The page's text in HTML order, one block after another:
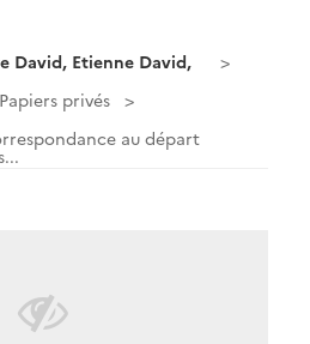
David, Etienne David,
Papiers privés
au départ